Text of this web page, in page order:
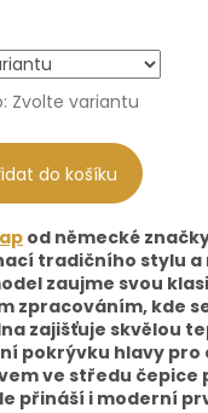
Zvolte variantu
do košíku
od německé
tradičního stylu a
zaujme svou
zpracováním, kde
zajišťuje skvělou
pokrývku hlavy pro
ve středu čepice
přináší i moderní